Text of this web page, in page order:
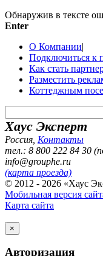
Обнаружив в тексте
Enter
О Компании|
Подключиться к
Как стать
Разместить
Коттеджным
Хаус Эксперт
Россия Контакты
тел.: 8 800 222 84 30
info@grouphe.ru
(карта проезда)
© 2012 - 2026 «Хаус
Мобильная версия
Карта сайта
×
Авторизация